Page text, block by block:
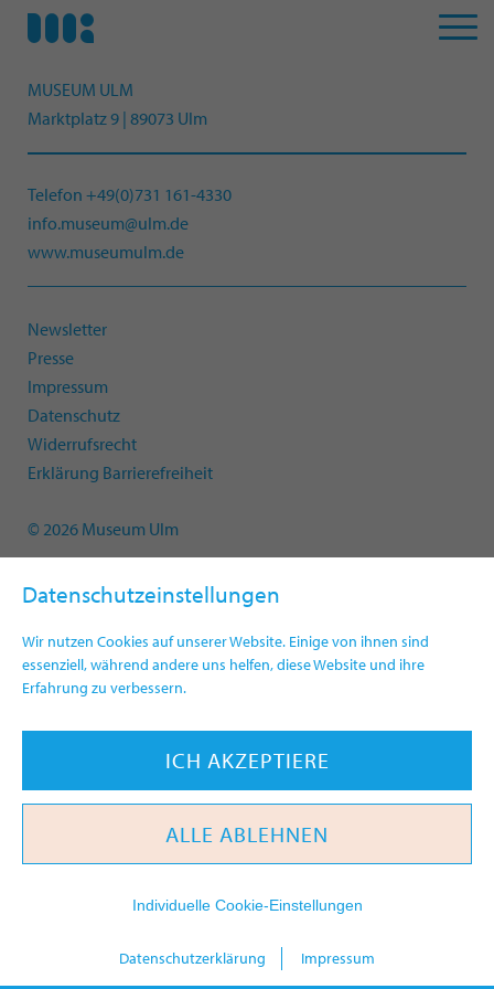
Datenschutzeinstellungen
Wir nutzen Cookies auf unserer Website. Einige von ihnen sind
essenziell, während andere uns helfen, diese Website und ihre
Erfahrung zu verbessern.
ICH AKZEPTIERE
ALLE ABLEHNEN
Individuelle Cookie-Einstellungen
Datenschutzerklärung Impressum
MUSEUM ULM
Marktplatz 9 | 89073 Ulm
Telefon +49(0)731 161-4330
info.museum@ulm.de
www.museumulm.de
Newsletter
Presse
Impressum
Datenschutz
Widerrufsrecht
Erklärung Barrierefreiheit
© 2026 Museum Ulm